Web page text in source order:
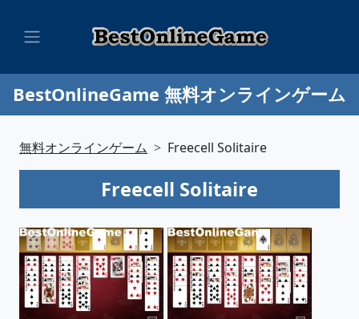
BestOnlineGame 無料オンラインゲーム
無料オンラインゲーム Freecell Solitaire
Freecell Solitaire